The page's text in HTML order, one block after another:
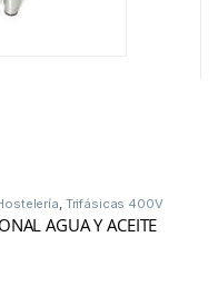
Trifásicas 400V
AGUA Y ACEITE